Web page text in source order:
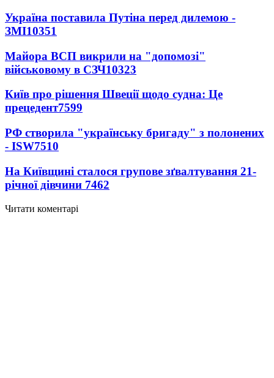
Україна поставила Путіна перед дилемою -
ЗМІ10351
Майора ВСП викрили на "допомозі"
військовому в СЗЧ10323
Київ про рішення Швеції щодо судна: Це
прецедент7599
РФ створила "українську бригаду" з полонених
- ISW7510
На Київщині сталося групове зґвалтування 21-
річної дівчини 7462
Читати коментарі